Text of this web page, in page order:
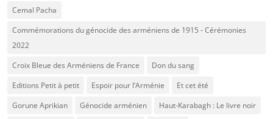
Cemal Pacha
Commémorations du génocide des arméniens de 1915 - Cérémonies
2022
Croix Bleue des Arméniens de France
Don du sang
Editions Petit à petit
Espoir pour l’Arménie
Et cet été
Gorune Aprikian
Génocide arménien
Haut-Karabagh : Le livre noir